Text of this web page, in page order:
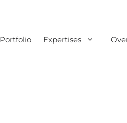
Portfolio Expertises